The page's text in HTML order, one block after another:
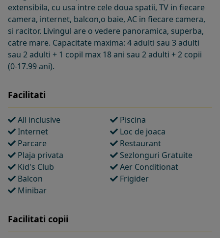
extensibila, cu usa intre cele doua spatii, TV in fiecare
camera, internet, balcon,o baie, AC in fiecare camera,
si racitor. Livingul are o vedere panoramica, superba,
catre mare. Capacitate maxima: 4 adulti sau 3 adulti
sau 2 adulti + 1 copil max 18 ani sau 2 adulti + 2 copii
(0-17.99 ani).
Facilitati
All inclusive
Piscina
Internet
Loc de joaca
Parcare
Restaurant
Plaja privata
Sezlonguri Gratuite
Kid's Club
Aer Conditionat
Balcon
Frigider
Minibar
Facilitati copii